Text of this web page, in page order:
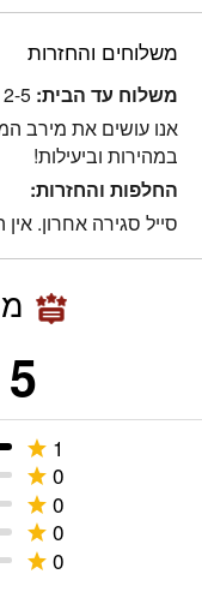
משלוחים והחזרות
משלוח עד הבית:
אנו עושים את מירב
במהירות וביעילות!
החלפות והחזרות:
סייל סגירה אחרון.
5
1
0
0
0
0